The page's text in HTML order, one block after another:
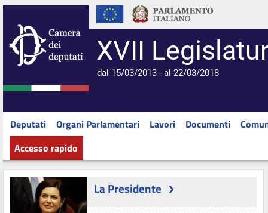
XVII
dal 15/03/2013 - al 22/03/2018
Deputati Organi Parlamentari Lavori Documenti
Accesso rapido
La Presidente